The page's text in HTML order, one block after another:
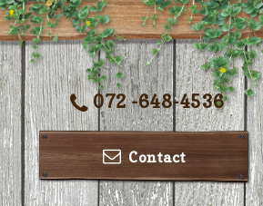
072 -648-4536
Contact